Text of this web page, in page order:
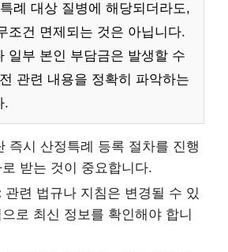
례 대상 질병에 해당되더라도,
조건 면제되는 것은 아닙니다.
일부 본인 부담금은 발생할 수
관련 내용을 정확히 파악하는
.
즉시 산정특례 등록 절차를 진행
받는 것이 중요합니다.
관련 법규나 지침은 변경될 수 있
로 최신 정보를 확인해야 합니